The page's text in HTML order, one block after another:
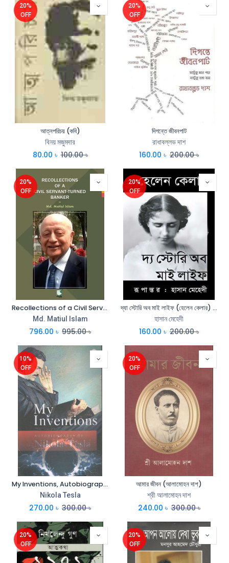
20%
OFF
আত্নপরিচয় (কবি)
বিনয় মজুমদার
80.00 ৳ 100.00৳
20%
OFF
দিগন্তে জীবনপাট
রাধাবল্লভ দাশ
160.00 ৳ 200.00৳
20%
OFF
Recollections of a Civil Servant-turned Banker
Md. Matiul Islam
796.00 ৳ 995.00৳
20%
OFF
দ্যা স্টোরি অব মাই লাইফ (হেলেন কেলার) (বাংলাপ্রকাশ)
হাসান মেহেদী
160.00 ৳ 200.00৳
10%
OFF
My Inventions, Autobiography of Nikola Tesla (PB)
Nikola Tesla
270.00 ৳ 300.00৳
20%
OFF
আমার জীবন (আলামোহন দাশ)
শ্রী আলামোহন দাশ
240.00 ৳ 300.00৳
20%
OFF
20%
OFF